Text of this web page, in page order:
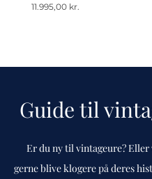
Pris
11.995,00 kr.
Guide til
Er du ny til vintageure? Eller
gerne blive klogere på deres